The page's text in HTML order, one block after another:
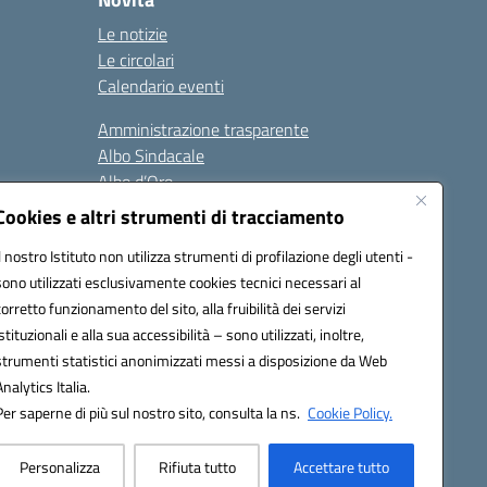
e altri strumenti di tracciamento
nostro Istituto non utilizza strumenti di profilazione degli utenti -
utilizzati esclusivamente cookies tecnici necessari al
funzionamento del sito, alla fruibilità dei servizi
e alla sua accessibilità – sono utilizzati, inoltre,
statistici anonimizzati messi a disposizione da Web
Italia.
saperne di più sul nostro sito, consulta la ns. Cookie Policy.
Personalizza Rifiuta tutto Accettare tutto
Le notizie
Le circolari
Calendario eventi
Amministrazione trasparente
Albo Sindacale
Albo d’Oro
Sicurezza
Erasmus
Seguici su: